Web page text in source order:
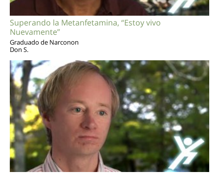
Superando la Metanfetamina, “Estoy vivo
Nuevamente”
Graduado de Narconon
Don S.